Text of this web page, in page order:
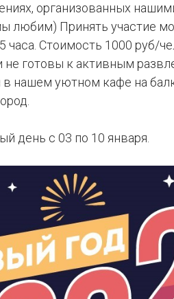
организованных
любим) Принять участие
часа. Стоимость 1000 руб/
не готовы к активным
нашем уютном кафе на
день с 03 по 10 января.